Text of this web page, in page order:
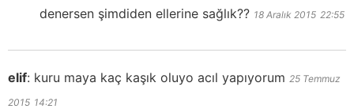
denersen şimdiden ellerine sağlık?? 18 Aralık 2015 22:55
elif: kuru maya kaç kaşık oluyo acıl yapıyorum 25 Temmuz
2015 14:21